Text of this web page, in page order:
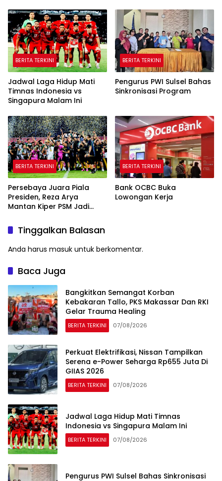
BERITA TERKINI
Jadwal Laga Hidup Mati
Timnas Indonesia vs
Singapura Malam Ini
BERITA TERKINI
Pengurus PWI Sulsel Bahas
Sinkronisasi Program
BERITA TERKINI
Persebaya Juara Piala
Presiden, Reza Arya
Mantan Kiper PSM Jadi
BERITA TERKINI
Bank OCBC Buka
Lowongan Kerja
Tinggalkan Balasan
Anda harus masuk untuk berkomentar.
Baca Juga
Bangkitkan Semangat Korban
Kebakaran Tallo, PKS Makassar Dan RKI
Gelar Trauma Healing
BERITA TERKINI 07/08/2026
Perkuat Elektrifikasi, Nissan Tampilkan
Serena e-Power Seharga Rp655 Juta Di
GIIAS 2026
BERITA TERKINI 07/08/2026
Jadwal Laga Hidup Mati Timnas
Indonesia vs Singapura Malam Ini
BERITA TERKINI 07/08/2026
Pengurus PWI Sulsel Bahas Sinkronisasi